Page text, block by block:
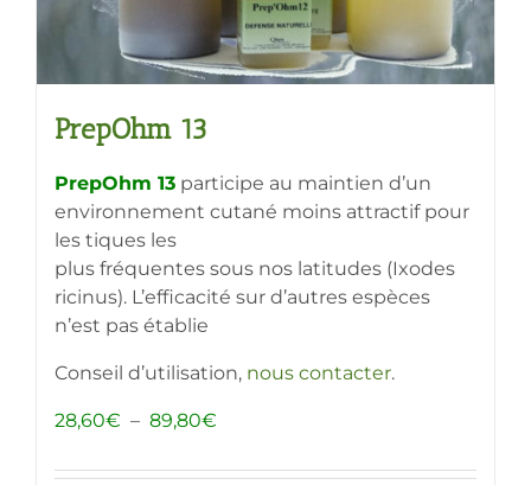
produit
PrepOhm 13
PrepOhm 13 participe au maintien d’un
environnement cutané moins attractif pour
les tiques les
plus fréquentes sous nos latitudes (Ixodes
ricinus). L’efficacité sur d’autres espèces
n’est pas établie
Conseil d’utilisation, nous contacter.
28,60€ – 89,80€
prix :